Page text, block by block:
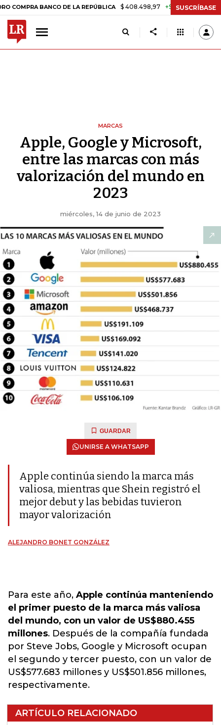
BANCO DE LA REPÚBLICA $ 408.498,97 +$ 8.753,81 +2,19%
SUSCRÍBASE
MARCAS
Apple, Google y Microsoft,
entre las marcas con más
valorización del mundo en
2023
miércoles, 14 de junio de 2023
GUARDAR
UNIRSE A WHATSAPP
Apple continúa siendo la marca más
valiosa, mientras que Shein registró el
mejor debut y las bebidas tuvieron
mayor valorización
ALEJANDRO BONET GONZÁLEZ
Para este año, Apple continúa manteniendo
el primer puesto de la marca más valiosa
del mundo, con un valor de US$880.455
millones. Después de la compañía fundada
por Steve Jobs, Google y Microsoft ocupan
el segundo y tercer puesto, con un valor de
US$577.683 millones y US$501.856 millones,
respectivamente.
ARTÍCULO RELACIONADO